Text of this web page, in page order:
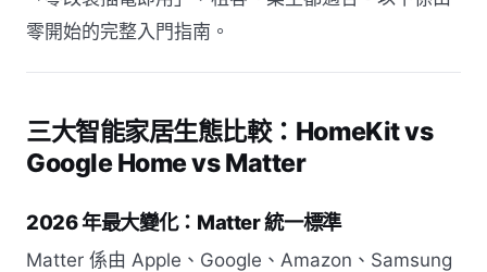
零開始的完整入門指南。
三大智能家居生態比較：HomeKit vs
Google Home vs Matter
2026 年最大變化：Matter 統一標準
Matter 係由 Apple、Google、Amazon、Samsung